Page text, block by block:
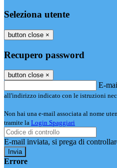
Seleziona utente
button close ×
Recupero password
button close ×
E-
all'indirizzo indicato con le istruzioni
Non hai una e-mail associata al nome
tramite la Login Spaggiari
E-mail inviata, si prega di
Errore